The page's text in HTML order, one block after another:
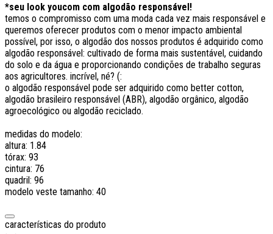
*seu look youcom com algodão responsável!
temos o compromisso com uma moda cada vez mais responsável e
queremos oferecer produtos com o menor impacto ambiental
possível, por isso, o algodão dos nossos produtos é adquirido como
algodão responsável: cultivado de forma mais sustentável, cuidando
do solo e da água e proporcionando condições de trabalho seguras
aos agricultores. incrível, né? (:
o algodão responsável pode ser adquirido como better cotton,
algodão brasileiro responsável (ABR), algodão orgânico, algodão
agroecológico ou algodão reciclado.
medidas do modelo:
altura: 1.84
tórax: 93
cintura: 76
quadril: 96
modelo veste tamanho: 40
características do produto